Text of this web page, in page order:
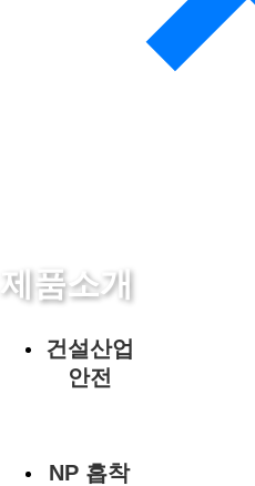
제품소개
건설산업
안전
NP 흡착